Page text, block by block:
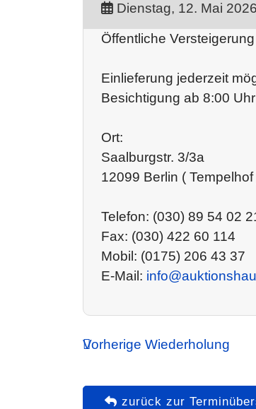
Dienstag, 12. Mai
Öffentliche
Einlieferung jederzeit
Besichtigung ab 8:00 Uhr
Ort:
Saalburgstr. 3/3a
12099 Berlin ( Tempelhof
Telefon: (030) 89 54 02
Fax: (030) 422 60 114
Mobil: (0175) 206 43 37
E-Mail:
Vorherige Wiederholung
zurück zur